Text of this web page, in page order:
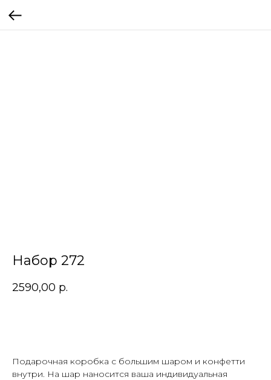
Набор 272
2590,00 р.
Подарочная коробка с большим шаром и конфетти
внутри. На шар наносится ваша индивидуальная